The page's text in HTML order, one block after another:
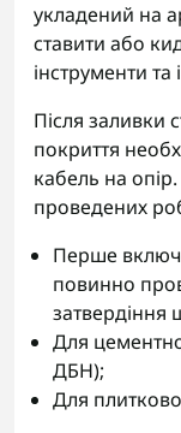
укладений на
ставити або
інструменти
Після заливки
покриття
кабель на
проведених
Перше
повинно
затвердіння
Для
ДБН);
Для